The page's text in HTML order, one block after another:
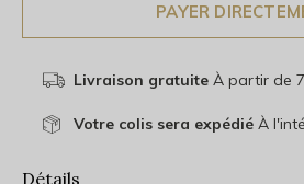
PAYER
Livraison gratuiteÀ partir de
Votre colis sera expédiéÀ
Détails